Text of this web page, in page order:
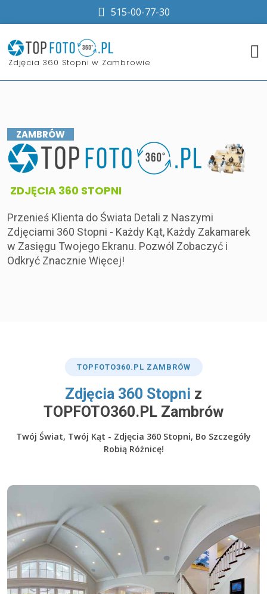
515-00-77-30
​Zdjęcia 360 Stopni w Zambrowie
ZAMBRÓW
​ZDJĘCIA 360 STOPNI
Przenieś Klienta do Świata Detali z Naszymi
Zdjęciami 360 Stopni - Każdy Kąt, Każdy Zakamarek
w Zasięgu Twojego Ekranu. Pozwól Zobaczyć i
Odkryć Znacznie Więcej!
TOP FOTO360.PL ZAMBRÓW
​Zdjęcia 360 Stopni z
TOPFOTO360.PL Zambrów
Twój Świat, Twój Kąt - Zdjęcia 360 Stopni, Bo Szczegóły
Robią Różnicę!